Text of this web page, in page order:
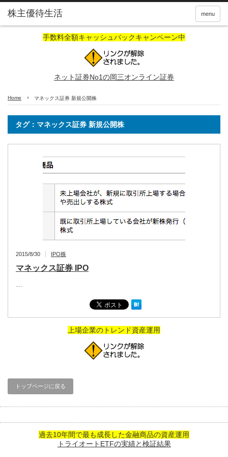
株主優待生活 menu
手数料全額キャッシュバックキャンペーン中
ネット証券No1の岡三オンライン証券
Home マネックス証券 新規公開株
タグ：マネックス証券 新規公開株
2015/8/30 IPO株
マネックス証券 IPO
…
上場企業のトレンド資産運用
トップページに戻る
過去10年間で最も成長した金融商品の資産運用
トライオートETFの実績と検証結果